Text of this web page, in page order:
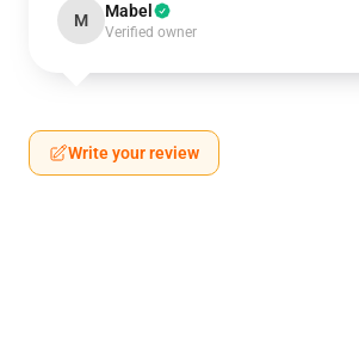
M Mabel
Verified owner
Write your review